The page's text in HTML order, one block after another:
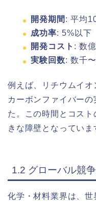
開発期間 : 平均
成功率: 5%以下
開発コスト : 数
実験回数: 数千
例えば、リチウムイオ
カーボンファイバー
た。この時間とコス
きな障壁となっていま
1.2 グローバル競
化学・材料業界は、世